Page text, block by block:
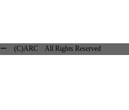
(C)ARC All Rights Reserved